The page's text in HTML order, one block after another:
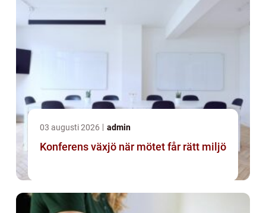
03 augusti 2026 admin
Konferens växjö när mötet får rätt miljö